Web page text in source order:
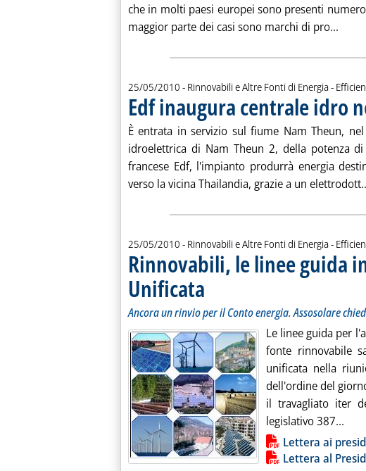
che in molti paesi europei sono presenti
maggior parte dei casi sono marchi di pro...
25/05/2010 - Rinnovabili e Altre Fonti di Energia -
Edf inaugura centrale idro
È entrata in servizio sul fiume Nam Theun,
idroelettrica di Nam Theun 2, della potenza
francese Edf, l'impianto produrrà energia
verso la vicina Thailandia, grazie a un
25/05/2010 - Rinnovabili e Altre Fonti di Energia -
Rinnovabili, le linee guida
Unificata . Sottotitolo: Ancora un rinvio per il Conto
. Pubblicata martedì 25 maggio 2010 alle 10.54.
Ancora un rinvio per il Conto energia. Assosolare
Le linee guida per
fonte rinnovabile
unificata nella
dell'ordine del
il travagliato iter
legislativo 387...
Lista allegati PDF alla notizia
Lettera ai
Lettera al